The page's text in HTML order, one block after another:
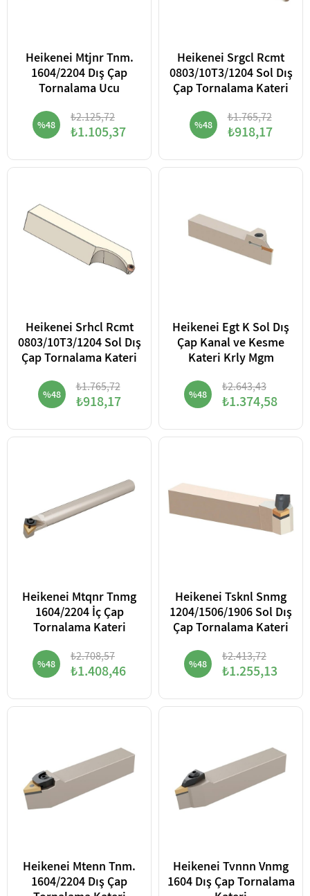
Heikenei Mtjnr Tnm.
1604/2204 Dış Çap
Tornalama Ucu
%48 ₺2.125,72
₺1.105,37
Heikenei Srgcl Rcmt
0803/10T3/1204 Sol Dış
Çap Tornalama Kateri
%48 ₺1.765,72
₺918,17
Heikenei Srhcl Rcmt
0803/10T3/1204 Sol Dış
Çap Tornalama Kateri
%48 ₺1.765,72
₺918,17
Heikenei Egt K Sol Dış
Çap Kanal ve Kesme
Kateri Krly Mgm
%48 ₺2.643,43
₺1.374,58
Heikenei Mtqnr Tnmg
1604/2204 İç Çap
Tornalama Kateri
%48 ₺2.708,57
₺1.408,46
Heikenei Tsknl Snmg
1204/1506/1906 Sol Dış
Çap Tornalama Kateri
%48 ₺2.413,72
₺1.255,13
Heikenei Mtenn Tnm.
1604/2204 Dış Çap
Heikenei Tvnnn Vnmg
1604 Dış Çap Tornalama